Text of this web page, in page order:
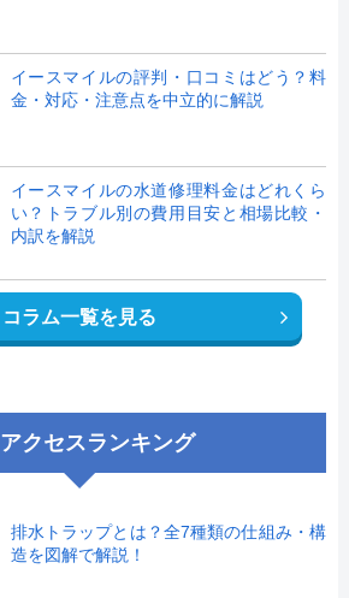
イースマイルの評判・口コミはどう？料
金・対応・注意点を中立的に解説
イースマイルの水道修理料金はどれくら
い？トラブル別の費用目安と相場比較・
内訳を解説
コラム一覧を見る
アクセスランキング
排水トラップとは？全7種類の仕組み・構
造を図解で解説！